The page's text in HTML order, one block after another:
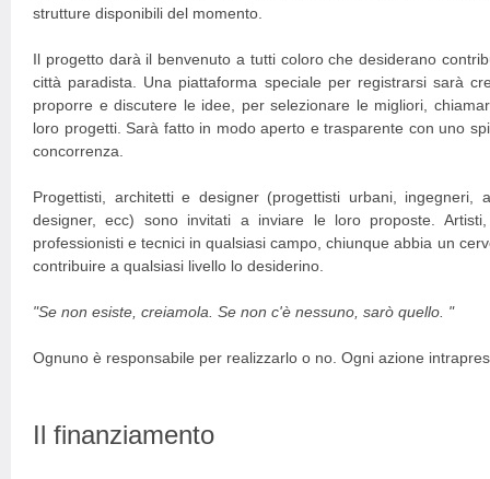
strutture disponibili del momento.
Il progetto darà il benvenuto a tutti coloro che desiderano
città paradista. Una piattaforma speciale per registrarsi sarà
proporre e discutere le idee, per selezionare le migliori,
loro progetti. Sarà fatto in modo aperto e trasparente con uno
concorrenza.
Progettisti, architetti e designer (progettisti urbani, ingegneri,
designer, ecc) sono invitati a inviare le loro proposte.
professionisti e tecnici in qualsiasi campo, chiunque abbia un
contribuire a qualsiasi livello lo desiderino.
"Se non esiste, creiamola. Se non c'è nessuno, sarò quello. "
Ognuno è responsabile per realizzarlo o no. Ogni azione
Il finanziamento